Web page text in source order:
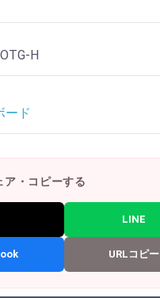
H
ード
ア・コピーする
LINE
URLコピー